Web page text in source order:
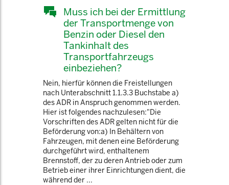
Muss ich bei der Ermittlung
der Transportmenge von
Benzin oder Diesel den
Tankinhalt des
Transportfahrzeugs
einbeziehen?
Nein, hierfür können die Freistellungen
nach Unterabschnitt 1.1.3.3 Buchstabe a)
des ADR in Anspruch genommen werden.
Hier ist folgendes nachzulesen:"Die
Vorschriften des ADR gelten nicht für die
Beförderung von:a) In Behältern von
Fahrzeugen, mit denen eine Beförderung
durchgeführt wird, enthaltenem
Brennstoff, der zu deren Antrieb oder zum
Betrieb einer ihrer Einrichtungen dient, die
während der ...